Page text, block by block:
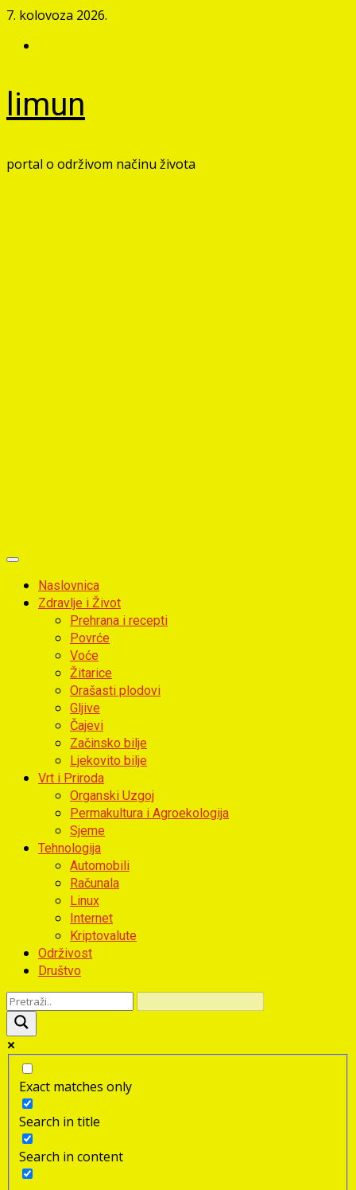
Skip
content
7. kolovoza 2026.
limun
portal o održivom načinu života
Primary
MenuNaslovnica
Zdravlje i Život
Prehrana i recepti
Povrće
Voće
Žitarice
Orašasti plodovi
Gljive
Čajevi
Začinsko bilje
Ljekovito bilje
Vrt i Priroda
Organski Uzgoj
Permakultura i Agroekologija
Sjeme
Tehnologija
Automobili
Računala
Linux
Internet
Kriptovalute
Održivost
Društvo
Exact matches only
Search in title
Search in content